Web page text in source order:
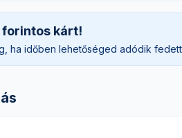
forintos kárt!
ha időben lehetőséged adódik